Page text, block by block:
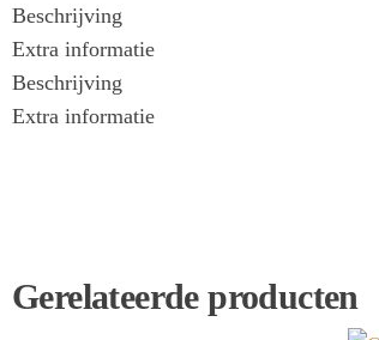
Beschrijving
Extra informatie
Beschrijving
Extra informatie
Gerelateerde producten